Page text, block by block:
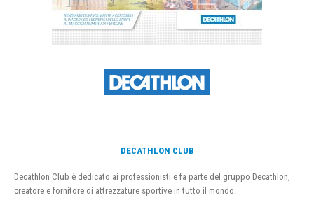
DECATHLON CLUB
Decathlon Club è dedicato ai professionisti e fa parte del gruppo Decathlon,
creatore e fornitore di attrezzature sportive in tutto il mondo.